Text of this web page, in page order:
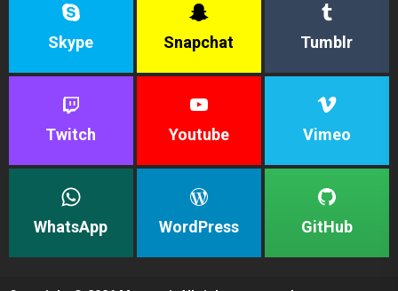
Skype Snapchat Tumblr
Twitch Youtube Vimeo
WhatsApp WordPress GitHub